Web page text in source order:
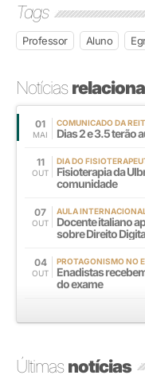
Tags
Professor Aluno
Notícias
01
MAI
COMUNICADO DA
Dias 2 e 3.5 terão
11
OUT
DIA DO
Fisioterapia da
comunidade
07
OUT
AULA
Docente italiano
sobre Direito
04
OUT
PROTAGONISMO NO
Enadistas
do exame
Últimasnotícias